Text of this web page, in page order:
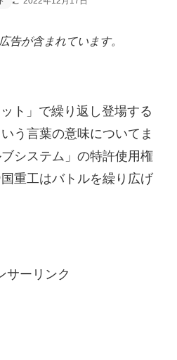
告が含まれています。
ト」で繰り返し登場する
う言葉の意味についてま
システム」の特許使用権
重工はバトルを繰り広げ
サーリンク